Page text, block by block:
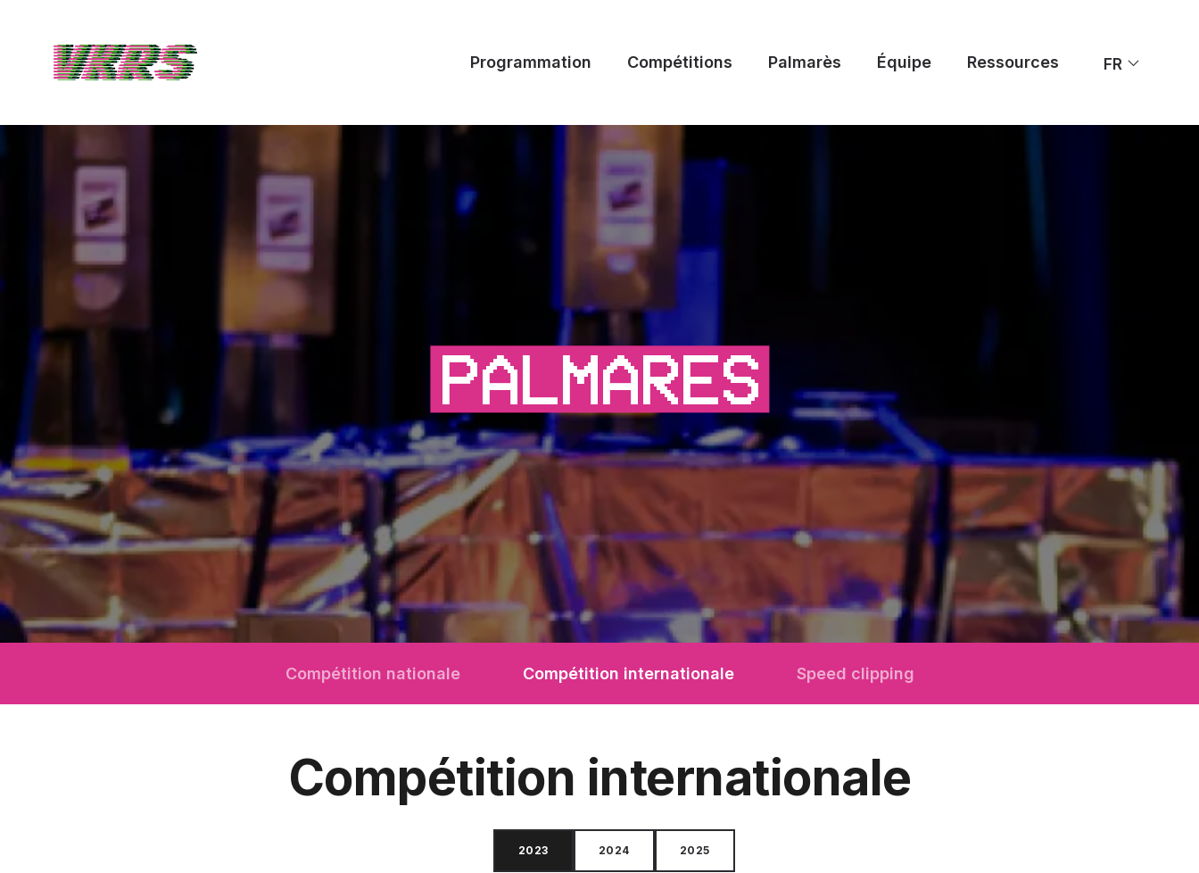
Programmation Compétitions Palmarès Équipe Ressources FR
PALMARES
Compétition nationale Compétition internationale Speed clipping
Compétition internationale
2023 2024 2025